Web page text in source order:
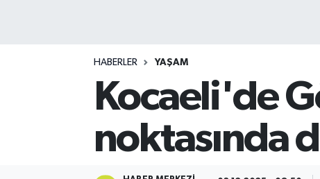
HABERLER YAŞAM
Kocaeli'de
noktasında